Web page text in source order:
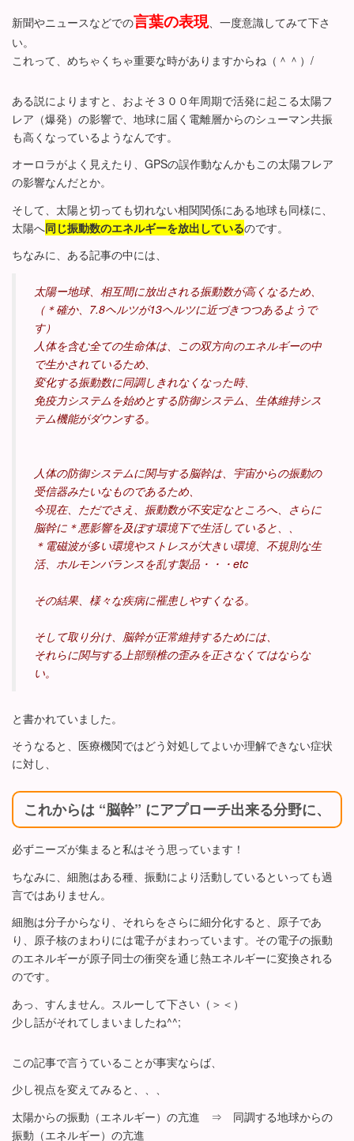
新聞やニュースなどでの言葉の表現、一度意識してみて下さ
い。
これって、めちゃくちゃ重要な時がありますからね（＾＾）/
ある説によりますと、およそ３００年周期で活発に起こる太陽フ
レア（爆発）の影響で、地球に届く電離層からのシューマン共振
も高くなっているようなんです。
オーロラがよく見えたり、GPSの誤作動なんかもこの太陽フレア
の影響なんだとか。
そして、太陽と切っても切れない相関関係にある地球も同様に、
太陽へ同じ振動数のエネルギーを放出しているのです。
ちなみに、ある記事の中には、
太陽ー地球、相互間に放出される振動数が高くなるため、
（＊確か、7.8ヘルツが13ヘルツに近づきつつあるようで
す）
人体を含む全ての生命体は、この双方向のエネルギーの中
で生かされているため、
変化する振動数に同調しきれなくなった時、
免疫力システムを始めとする防御システム、生体維持シス
テム機能がダウンする。
人体の防御システムに関与する脳幹は、宇宙からの振動の
受信器みたいなものであるため、
今現在、ただでさえ、振動数が不安定なところへ、さらに
脳幹に＊悪影響を及ぼす環境下で生活していると、、
＊電磁波が多い環境やストレスが大きい環境、不規則な生
活、ホルモンバランスを乱す製品・・・etc
その結果、様々な疾病に罹患しやすくなる。
そして取り分け、脳幹が正常維持するためには、
それらに関与する上部頸椎の歪みを正さなくてはならな
い。
と書かれていました。
そうなると、医療機関ではどう対処してよいか理解できない症状
に対し、
これからは “脳幹” にアプローチ出来る分野に、
必ずニーズが集まると私はそう思っています！
ちなみに、細胞はある種、振動により活動しているといっても過
言ではありません。
細胞は分子からなり、それらをさらに細分化すると、原子であ
り、原子核のまわりには電子がまわっています。その電子の振動
のエネルギーが原子同士の衝突を通じ熱エネルギーに変換される
のです。
あっ、すんません。スルーして下さい（＞＜）
少し話がそれてしまいましたね^^;
この記事で言うていることが事実ならば、
少し視点を変えてみると、、、
太陽からの振動（エネルギー）の亢進 ⇒ 同調する地球からの
振動（エネルギー）の亢進